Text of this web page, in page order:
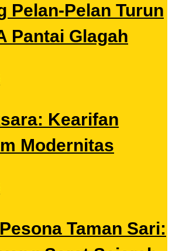
Pelan-Pelan Turun
Pantai Glagah
Kearifan
Modernitas
Taman Sari: